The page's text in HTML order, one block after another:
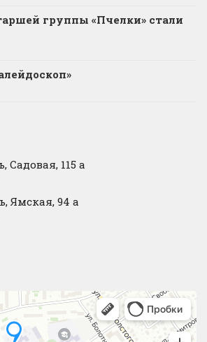
группы «Пчелки» стали
Садовая, 115 а
Ямская, 94 а